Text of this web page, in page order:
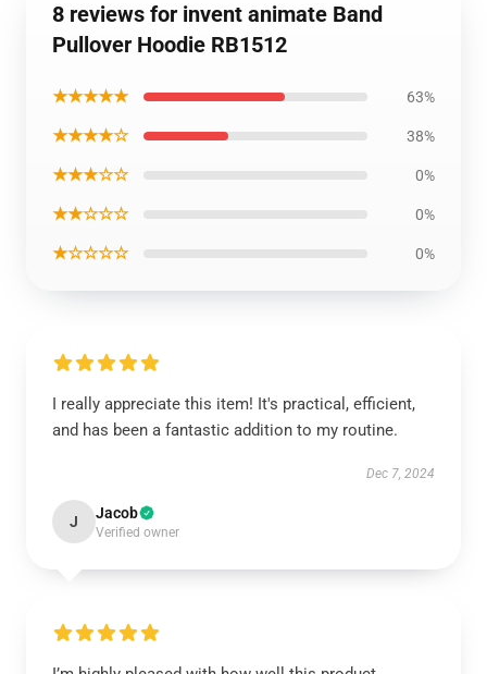
8 reviews for invent animate Band
Pullover Hoodie RB1512
★★★★★ 63%
★★★★☆ 38%
★★★☆☆ 0%
★★☆☆☆ 0%
★☆☆☆☆ 0%
I really appreciate this item! It's practical, efficient,
and has been a fantastic addition to my routine.
Dec 7, 2024
J Jacob
Verified owner